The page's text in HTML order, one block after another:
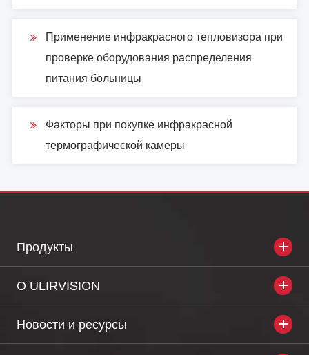
Применение инфракрасного тепловизора при
проверке оборудования распределения
питания больницы
Факторы при покупке инфракрасной
термографической камеры
Продукты
О ULIRVISION
Новости и ресурсы